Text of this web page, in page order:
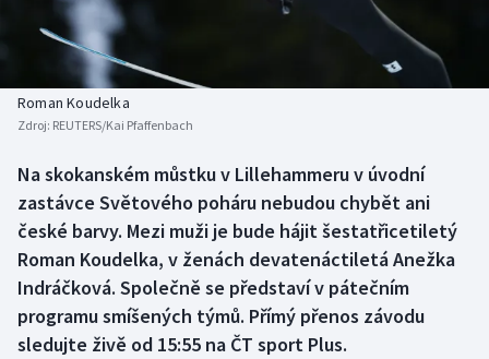
Basketbal
Biatlon
Boby a skeleton
Box
Curling
Dostihy
Florbal
Historické návraty
Aplikace ČT sport
AZ kvíz
Roman Koudelka
Zdroj: REUTERS/Kai Pfaffenbach
Na skokanském můstku v Lillehammeru v úvodní
zastávce Světového poháru nebudou chybět ani
české barvy. Mezi muži je bude hájit šestatřicetiletý
Roman Koudelka, v ženách devatenáctiletá Anežka
Indráčková. Společně se představí v pátečním
programu smíšených týmů. Přímý přenos závodu
sledujte živě od 15:55 na ČT sport Plus.